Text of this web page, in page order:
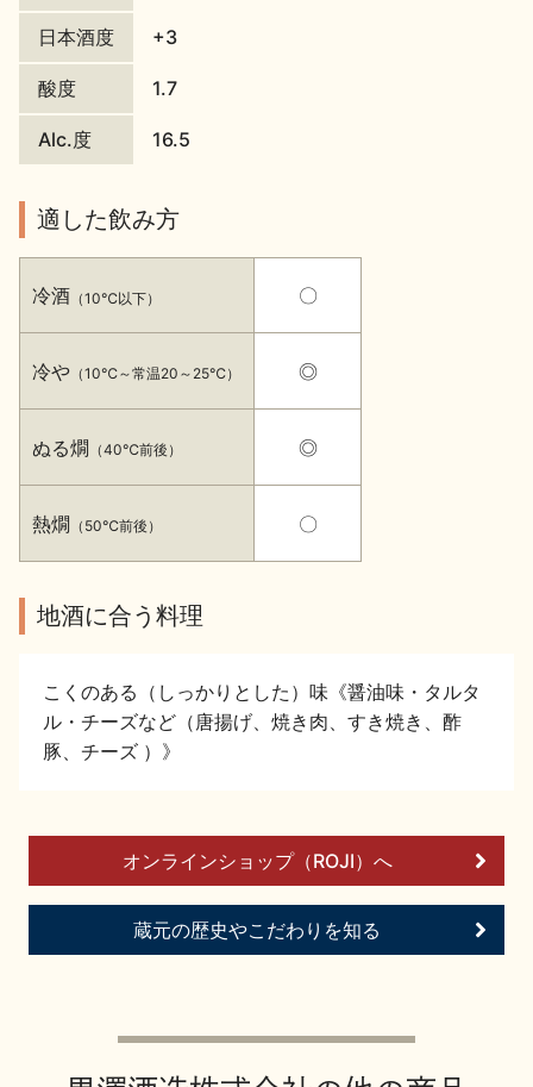
イベント情報TOP
季節の商品
美味しい地酒の選び方
日本酒度 +3
酸度 1.7
Alc.度 16.5
適した飲み方
冷酒 （10℃以下）
冷や （10℃～常温20～25℃）
ぬる燗 （40℃前後）
熱燗 （50℃前後）
〇
◎
◎
〇
地酒に合う料理
こくのある（しっかりとした）味《醤油味・タルタ
ル・チーズなど（唐揚げ、焼き肉、すき焼き、酢
豚、チーズ ）》
オンラインショップ（ROJI）へ
蔵元の歴史やこだわりを知る